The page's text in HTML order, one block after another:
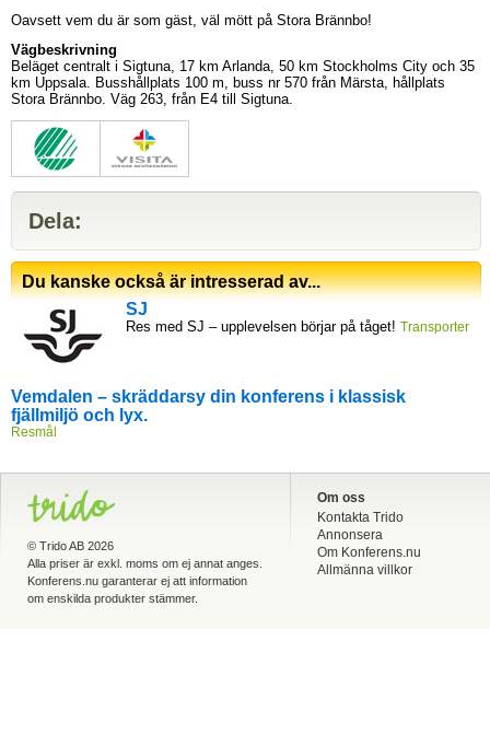
Oavsett vem du är som gäst, väl mött på Stora Brännbo!
Vägbeskrivning
Beläget centralt i Sigtuna, 17 km Arlanda, 50 km Stockholms City och 35
km Uppsala. Busshållplats 100 m, buss nr 570 från Märsta, hållplats
Stora Brännbo. Väg 263, från E4 till Sigtuna.
Dela:
Du kanske också är intresserad av...
SJ
Res med SJ – upplevelsen börjar på tåget! Transporter
Vemdalen – skräddarsy din konferens i klassisk
fjällmiljö och lyx.
Resmål
© Trido AB 2026
Alla priser är exkl. moms om ej annat anges.
Konferens.nu garanterar ej att information
om enskilda produkter stämmer.
Om oss
Kontakta Trido
Annonsera
Om Konferens.nu
Allmänna villkor